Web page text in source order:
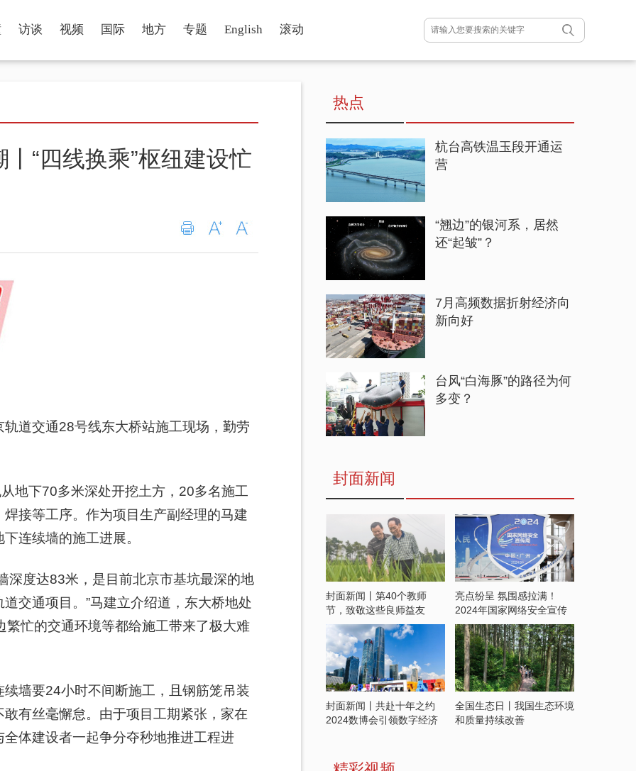
访谈 视频 国际 地方 专题 English 滚动
“四线换乘”枢纽建设忙
道交通28号线东大桥站施工现场，勤劳
地下70多米深处开挖土方，20多名施工
接等工序。作为项目生产副经理的马建
连续墙的施工进展。
深度达83米，是目前北京市基坑最深的地
交通项目。”马建立介绍道，东大桥地处
忙的交通环境等都给施工带来了极大难
墙要24小时不间断施工，且钢筋笼吊装
有丝毫懈怠。由于项目工期紧张，家在
体建设者一起争分夺秒地推进工程进
热点
杭台高铁温玉段开通运
营
“翘边”的银河系，居然
还“起皱”？
7月高频数据折射经济向
新向好
台风“白海豚”的路径为何
多变？
封面新闻
封面新闻丨第40个教师
节，致敬这些良师益友
亮点纷呈 氛围感拉满！
2024年国家网络安全宣传
周开启
封面新闻丨共赴十年之约
2024数博会引领数字经济
全国生态日丨我国生态环境
和质量持续改善